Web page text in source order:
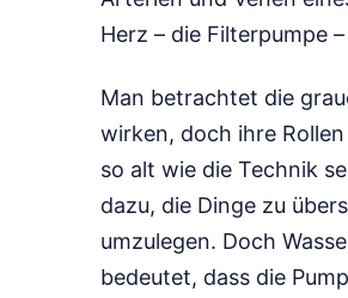
Herz – die Filterpumpe
Man betrachtet die
wirken, doch ihre
so alt wie die Technik
dazu, die Dinge zu
umzulegen. Doch
bedeutet, dass die